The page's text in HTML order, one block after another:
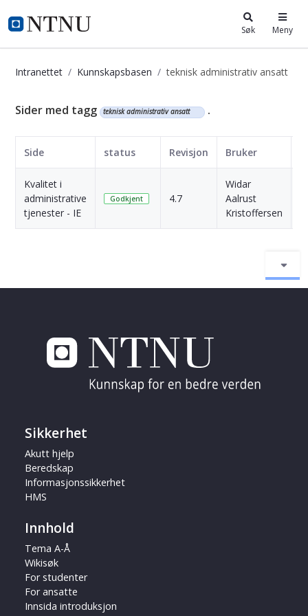
i.ntnu.no Søk Meny
Intranettet Kunnskapsbasen teknisk administrativ ansatt
Kunnskapsbasen
Sider med tagg teknisk administrativ ansatt .
Side status Revisjon Bruker
Kvalitet i
administrative
tjenester - IE
Godkjent 4.7
Widar
Aalrust
Kristoffersen
Sikkerhet
Akutt hjelp
Beredskap
Informasjonssikkerhet
HMS
Innhold
Tema A-Å
Wikisøk
For studenter
For ansatte
Innsida introduksjon